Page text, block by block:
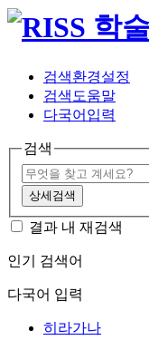
검색환경설정
검색도움말
다국어입력
검색
상세검색
결과 내 재검색
인기 검색어
다국어 입력
히라가나